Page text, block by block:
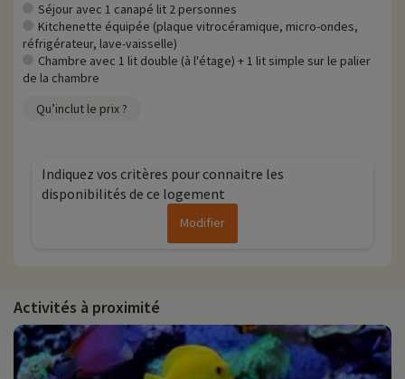
Séjour avec 1 canapé lit 2 personnes
Kitchenette équipée (plaque vitrocéramique, micro-ondes,
réfrigérateur, lave-vaisselle)
Chambre avec 1 lit double (à l'étage) + 1 lit simple sur le palier
de la chambre
Qu’inclut le prix ?
Indiquez vos critères pour connaitre les
disponibilités de ce logement
Modifier
Activités à proximité